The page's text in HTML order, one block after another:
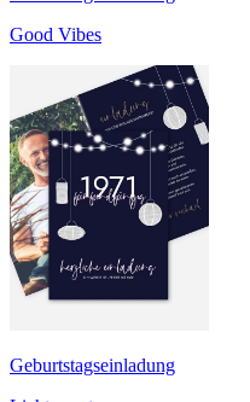
Good Vibes
Geburtstagseinladung